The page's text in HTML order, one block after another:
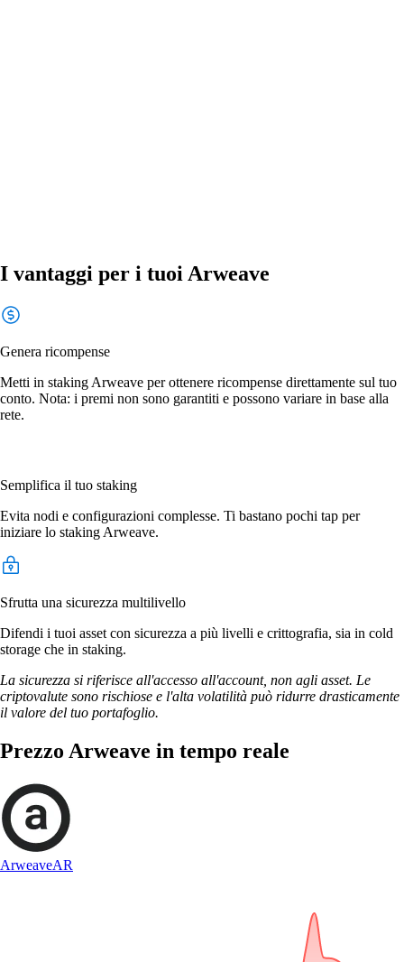
I vantaggi per i tuoi Arweave
Genera ricompense
Metti in staking Arweave per ottenere ricompense direttamente sul tuo
conto. Nota: i premi non sono garantiti e possono variare in base alla
rete.
Semplifica il tuo staking
Evita nodi e configurazioni complesse. Ti bastano pochi tap per
iniziare lo staking Arweave.
Sfrutta una sicurezza multilivello
Difendi i tuoi asset con sicurezza a più livelli e crittografia, sia in cold
storage che in staking.
La sicurezza si riferisce all'accesso all'account, non agli asset. Le
criptovalute sono rischiose e l'alta volatilità può ridurre drasticamente
il valore del tuo portafoglio.
Prezzo Arweave in tempo reale
ArweaveAR